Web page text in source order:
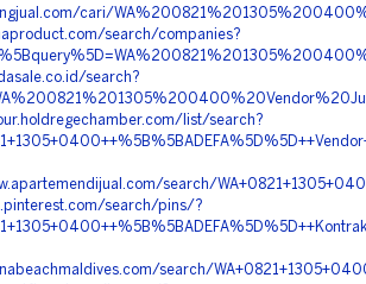
cari/
search/companies?
search?
list/search?
search/
search/pins/?
search/